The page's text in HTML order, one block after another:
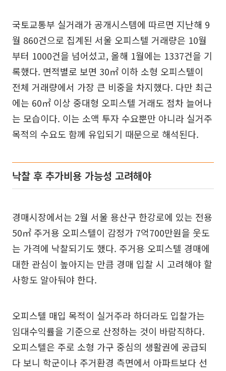
국토교통부 실거래가 공개시스템에 따르면 지난해 9
월 860건으로 집계된 서울 오피스텔 거래량은 10월
부터 1000건을 넘어섰고, 올해 1월에는 1337건을 기
록했다. 면적별로 보면 30㎡ 이하 소형 오피스텔이
전체 거래량에서 가장 큰 비중을 차지했다. 다만 최근
에는 60㎡ 이상 중대형 오피스텔 거래도 점차 늘어나
는 모습이다. 이는 소액 투자 수요뿐만 아니라 실거주
목적의 수요도 함께 유입되기 때문으로 해석된다.
낙찰 후 추가비용 가능성 고려해야
경매시장에서는 2월 서울 용산구 한강로에 있는 전용
50㎡ 주거용 오피스텔이 감정가 7억700만원을 웃도
는 가격에 낙찰되기도 했다. 주거용 오피스텔 경매에
대한 관심이 높아지는 만큼 경매 입찰 시 고려해야 할
사항도 알아둬야 한다.
오피스텔 매입 목적이 실거주라 하더라도 입찰가는
임대수익률을 기준으로 산정하는 것이 바람직하다.
오피스텔은 주로 소형 가구 중심의 생활권에 공급되
다 보니 학군이나 주거환경 측면에서 아파트보다 선